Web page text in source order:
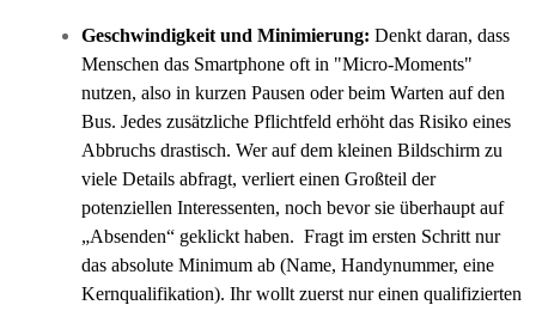
Geschwindigkeit und Minimierung: Denkt daran, dass
Menschen das Smartphone oft in "Micro-Moments"
nutzen, also in kurzen Pausen oder beim Warten auf den
Bus. Jedes zusätzliche Pflichtfeld erhöht das Risiko eines
Abbruchs drastisch. Wer auf dem kleinen Bildschirm zu
viele Details abfragt, verliert einen Großteil der
potenziellen Interessenten, noch bevor sie überhaupt auf
„Absenden“ geklickt haben. Fragt im ersten Schritt nur
das absolute Minimum ab (Name, Handynummer, eine
Kernqualifikation). Ihr wollt zuerst nur einen qualifizierten